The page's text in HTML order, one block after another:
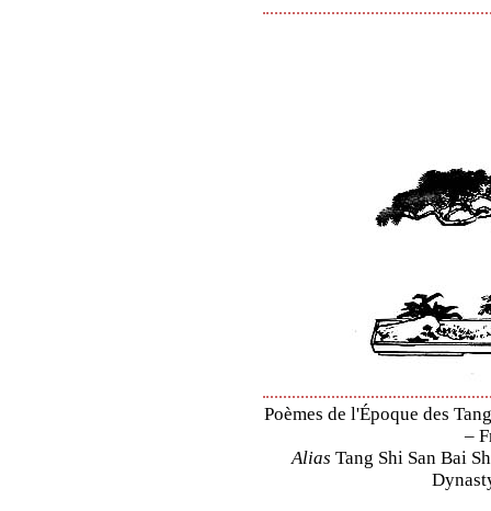
Poèmes de l'Époque des
–
Alias Tang Shi San Bai